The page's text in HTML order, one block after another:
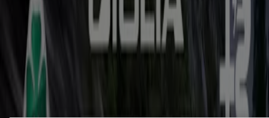
Auto, Motorrad und Werkstatt in
Hamburg - Gutscheine, Angebote
und Prospekte
Tiendeo in Hamburg
Angebote für Auto, Motorrad und Werkstatt in
Hamburg